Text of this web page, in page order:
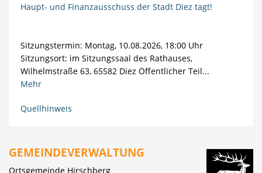
Haupt- und Finanzausschuss der Stadt Diez tagt!
Sitzungstermin: Montag, 10.08.2026, 18:00 Uhr
Sitzungsort: im Sitzungssaal des Rathauses,
Wilhelmstraße 63, 65582 Diez Öffentlicher Teil...
Mehr
Quellhinweis
GEMEINDEVERWALTUNG
Ortsgemeinde Hirschberg